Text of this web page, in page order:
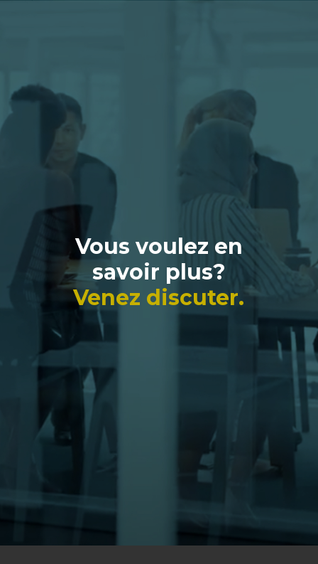
Vous voulez en
savoir plus?
Venez discuter.